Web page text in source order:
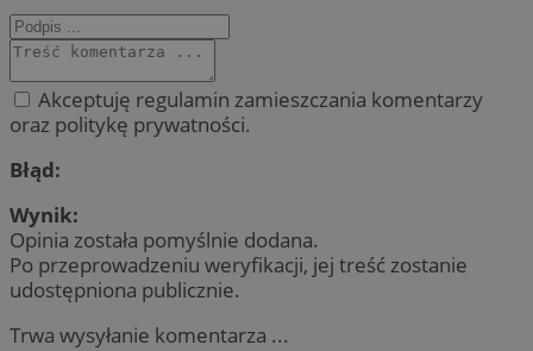
Akceptuję regulamin zamieszczania komentarzy
oraz politykę prywatności.
Błąd:
Wynik:
Opinia została pomyślnie dodana.
Po przeprowadzeniu weryfikacji, jej treść zostanie
udostępniona publicznie.
Trwa wysyłanie komentarza ...